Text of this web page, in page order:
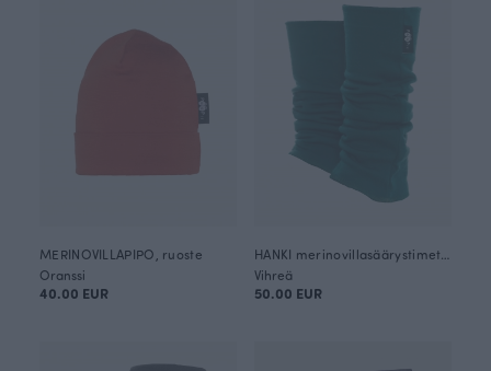
MERINOVILLAPIPO, ruoste
Oranssi
40.00 EUR
Vihreä
50.00 EUR